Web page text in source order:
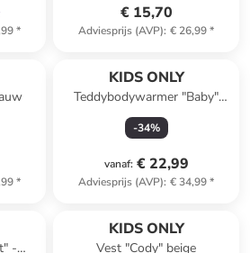
*
€ 15,70
Adviesprijs (AVP): € 26,99*
*
KIDS ONLY
Teddybodywarmer "Baby"
beige
-34%
vanaf: € 22,99
Adviesprijs (AVP): € 34,99*
-
KIDS ONLY
Vest "Cody" beige